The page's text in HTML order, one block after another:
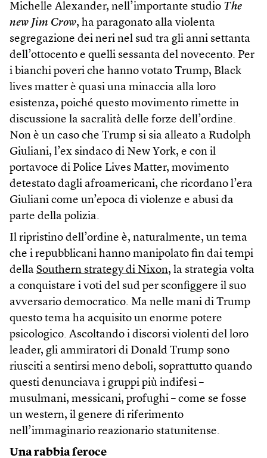
Michelle Alexander, nell’importante studio The
new Jim Crow, ha paragonato alla violenta
segregazione dei neri nel sud tra gli anni settanta
dell’ottocento e quelli sessanta del novecento. Per
i bianchi poveri che hanno votato Trump, Black
lives matter è quasi una minaccia alla loro
esistenza, poiché questo movimento rimette in
discussione la sacralità delle forze dell’ordine.
Non è un caso che Trump si sia alleato a Rudolph
Giuliani, l’ex sindaco di New York, e con il
portavoce di Police Lives Matter, movimento
detestato dagli afroamericani, che ricordano l’era
Giuliani come un’epoca di violenze e abusi da
parte della polizia.
Il ripristino dell’ordine è, naturalmente, un tema
che i repubblicani hanno manipolato fin dai tempi
della Southern strategy di Nixon, la strategia volta
a conquistare i voti del sud per sconfiggere il suo
avversario democratico. Ma nelle mani di Trump
questo tema ha acquisito un enorme potere
psicologico. Ascoltando i discorsi violenti del loro
leader, gli ammiratori di Donald Trump sono
riusciti a sentirsi meno deboli, soprattutto quando
questi denunciava i gruppi più indifesi –
musulmani, messicani, profughi – come se fosse
un western, il genere di riferimento
nell’immaginario reazionario statunitense.
Una rabbia feroce